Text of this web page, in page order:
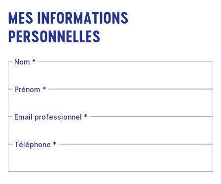
MES INFORMATIONS
PERSONNELLES
Nom *
Prénom *
Email professionnel *
Téléphone *